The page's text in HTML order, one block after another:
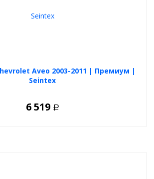
Aveo 2003-2011 | Премиум |
Seintex
6 519 Р